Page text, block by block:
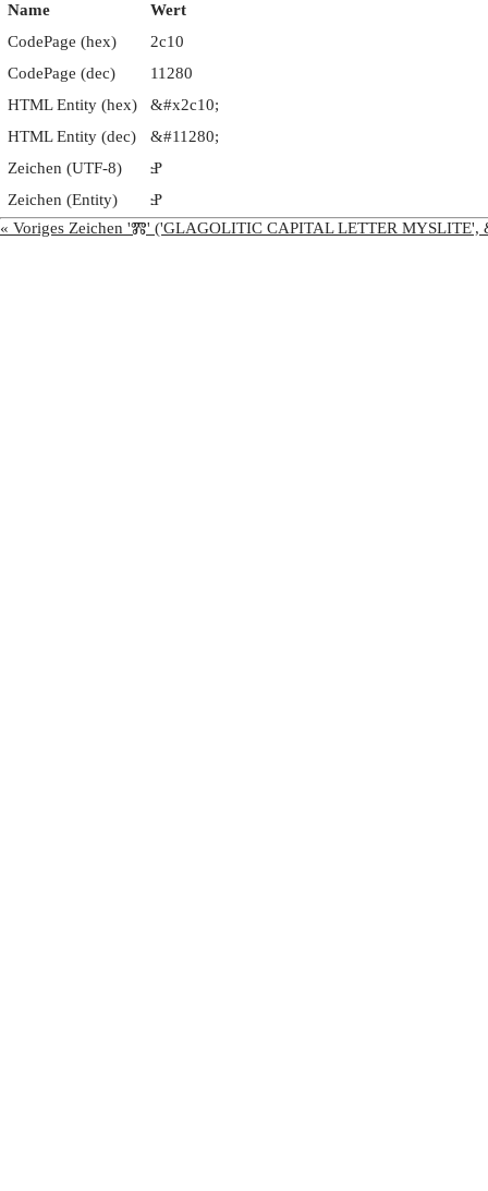
Name
Wert
CodePage (hex)
2c10
CodePage (dec)
11280
HTML Entity (hex)
&#x2c10;
HTML Entity (dec)
&#11280;
Zeichen (UTF-8)
Ⱀ
Zeichen (Entity)
Ⱀ
« Voriges Zeichen 'Ⰿ' ('GLAGOLITIC CAPITAL LETTER MYSLITE',